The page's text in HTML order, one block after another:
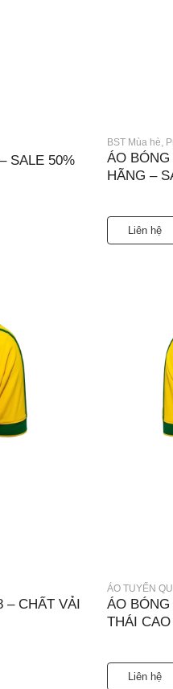
SALE 50%
BST Mùa hè,
ÁO
HÃNG –
Liên hệ
– CHẤT VẢI
ÁO TUYỂN
ÁO
THÁI
Liên hệ